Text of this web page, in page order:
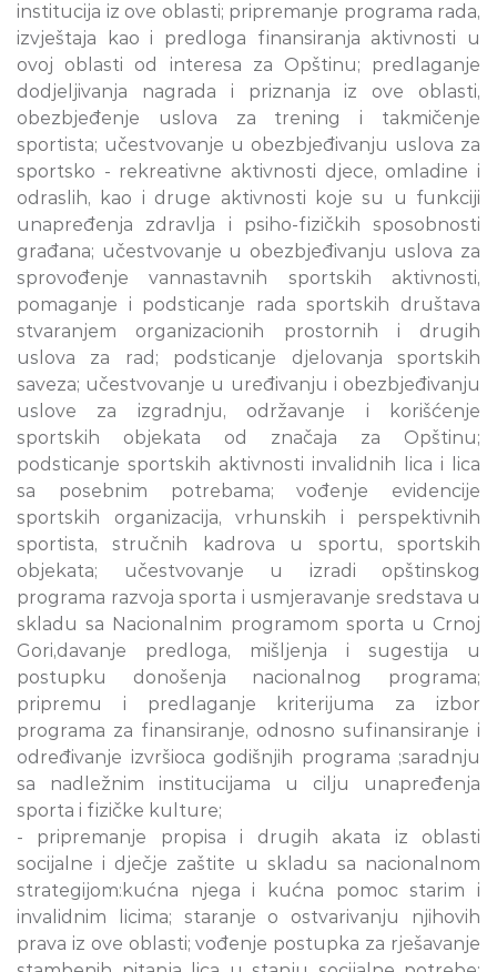
institucija iz ove oblasti; pripremanje programa rada,
izvještaja kao i predloga finansiranja aktivnosti u
ovoj oblasti od interesa za Opštinu; predlaganje
dodjeljivanja nagrada i priznanja iz ove oblasti,
obezbjeđenje uslova za trening i takmičenje
sportista; učestvovanje u obezbjeđivanju uslova za
sportsko - rekreativne aktivnosti djece, omladine i
odraslih, kao i druge aktivnosti koje su u funkciji
unapređenja zdravlja i psiho-fizičkih sposobnosti
građana; učestvovanje u obezbjeđivanju uslova za
sprovođenje vannastavnih sportskih aktivnosti,
pomaganje i podsticanje rada sportskih društava
stvaranjem organizacionih prostornih i drugih
uslova za rad; podsticanje djelovanja sportskih
saveza; učestvovanje u uređivanju i obezbjeđivanju
uslove za izgradnju, održavanje i korišćenje
sportskih objekata od značaja za Opštinu;
podsticanje sportskih aktivnosti invalidnih lica i lica
sa posebnim potrebama; vođenje evidencije
sportskih organizacija, vrhunskih i perspektivnih
sportista, stručnih kadrova u sportu, sportskih
objekata; učestvovanje u izradi opštinskog
programa razvoja sporta i usmjeravanje sredstava u
skladu sa Nacionalnim programom sporta u Crnoj
Gori,davanje predloga, mišljenja i sugestija u
postupku donošenja nacionalnog programa;
pripremu i predlaganje kriterijuma za izbor
programa za finansiranje, odnosno sufinansiranje i
određivanje izvršioca godišnjih programa ;saradnju
sa nadležnim institucijama u cilju unapređenja
sporta i fizičke kulture;
- pripremanje propisa i drugih akata iz oblasti
socijalne i dječje zaštite u skladu sa nacionalnom
strategijom:kućna njega i kućna pomoc starim i
invalidnim licima; staranje o ostvarivanju njihovih
prava iz ove oblasti; vođenje postupka za rješavanje